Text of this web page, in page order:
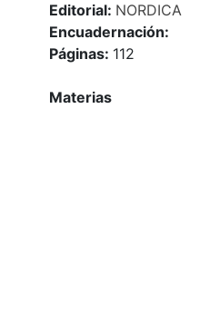
Editorial: NORDICA
Encuadernación:
Páginas: 112
Materias